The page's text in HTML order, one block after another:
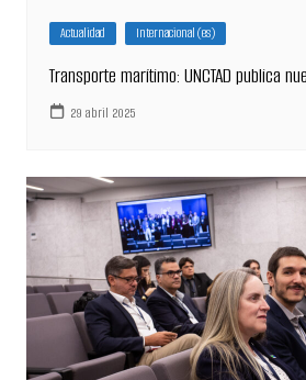
Actualidad Internacional (es)
Transporte marítimo: UNCTAD publica
29 abril 2025